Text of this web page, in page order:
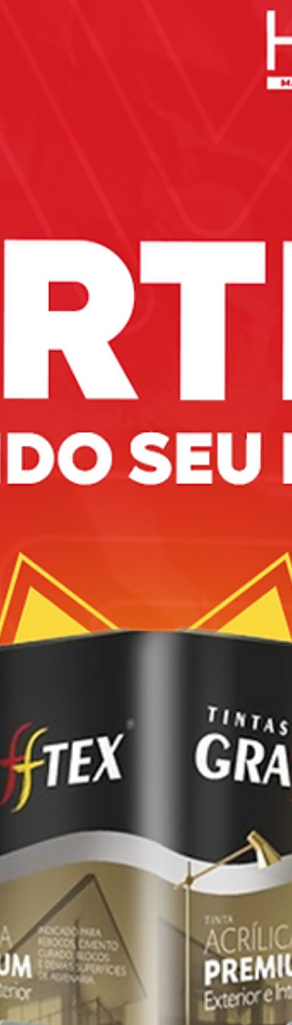
durante a programação da Parecis FM; d)
"Promoções", e no post oficial no perfil